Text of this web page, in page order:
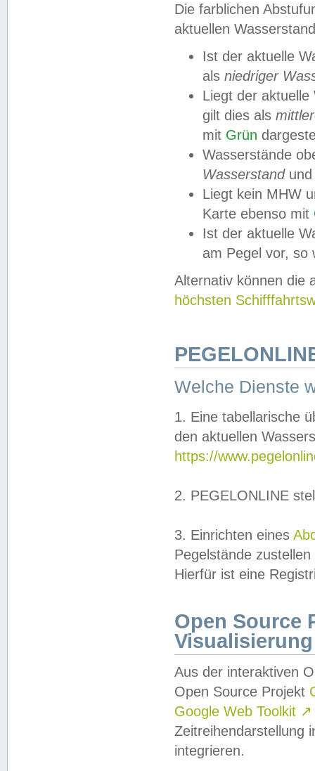
Die farblichen
aktuellen
Ist der aktuelle
als niedriger
Liegt der
gilt dies als
mit Grün
Wasserstände
Wasserstandund
Liegt kein MHW
Karte ebenso mit
Ist der aktuelle
am Pegel vor,
Alternativ können die
höchsten
Welche Dienste
1. Eine tabellarische
den aktuellen
https://
2. PEGELONLINE
3. Einrichten eines
Pegelstände
Hierfür ist eine
Open Source
Visualisierung
Aus der interaktiven
Open Source Projekt
Google Web Toolkit ↗
Zeitreihendarstellung
integrieren.